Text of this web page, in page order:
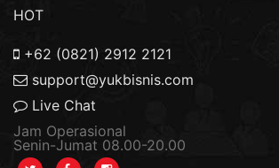
HOT
+62 (0821) 2912 2121
support@yukbisnis.com
Live Chat
Jam Operasional
Senin-Jumat 08.00-20.00